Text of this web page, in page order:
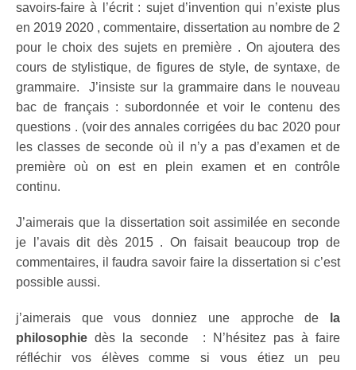
savoirs-faire à l’écrit : sujet d’invention qui n’existe plus
en 2019 2020 , commentaire, dissertation au nombre de 2
pour le choix des sujets en première . On ajoutera des
cours de stylistique, de figures de style, de syntaxe, de
grammaire. J’insiste sur la grammaire dans le nouveau
bac de français : subordonnée et voir le contenu des
questions . (voir des annales corrigées du bac 2020 pour
les classes de seconde où il n’y a pas d’examen et de
première où on est en plein examen et en contrôle
continu.
J’aimerais que la dissertation soit assimilée en seconde
je l’avais dit dès 2015 . On faisait beaucoup trop de
commentaires, il faudra savoir faire la dissertation si c’est
possible aussi.
j’aimerais que vous donniez une approche de
la
philosophie dès la seconde : N’hésitez pas à faire
réfléchir vos élèves comme si vous étiez un peu